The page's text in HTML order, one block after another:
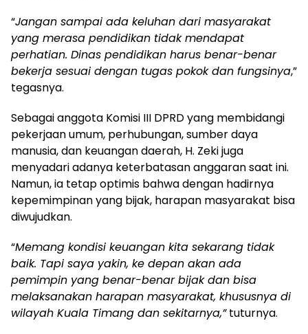
“Jangan sampai ada keluhan dari masyarakat
yang merasa pendidikan tidak mendapat
perhatian. Dinas pendidikan harus benar-benar
bekerja sesuai dengan tugas pokok dan fungsinya,”
tegasnya.
Sebagai anggota Komisi III DPRD yang membidangi
pekerjaan umum, perhubungan, sumber daya
manusia, dan keuangan daerah, H. Zeki juga
menyadari adanya keterbatasan anggaran saat ini.
Namun, ia tetap optimis bahwa dengan hadirnya
kepemimpinan yang bijak, harapan masyarakat bisa
diwujudkan.
“Memang kondisi keuangan kita sekarang tidak
baik. Tapi saya yakin, ke depan akan ada
pemimpin yang benar-benar bijak dan bisa
melaksanakan harapan masyarakat, khususnya di
wilayah Kuala Timang dan sekitarnya,”tuturnya.